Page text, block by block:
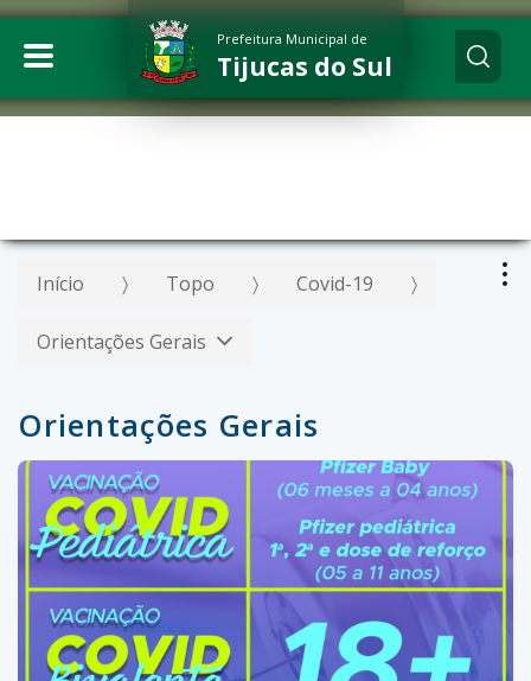
Prefeitura Municipal de
Tijucas do Sul
Início Topo Covid-19
Orientações Gerais
Orientações Gerais